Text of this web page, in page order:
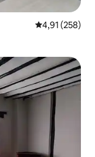
Calificación
4,91 (258)